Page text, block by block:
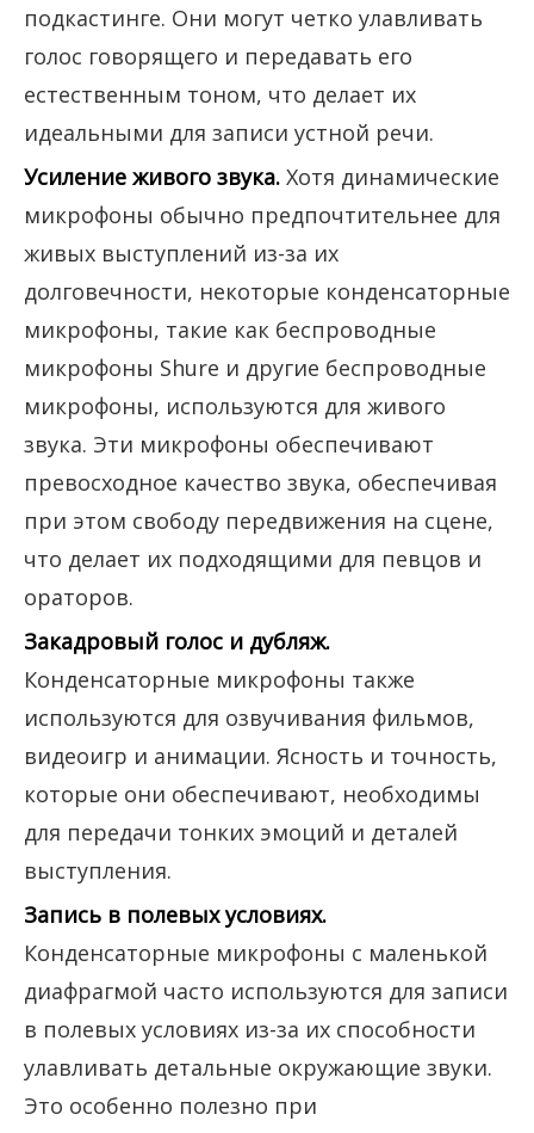
подкастинге. Они могут четко улавливать
голос говорящего и передавать его
естественным тоном, что делает их
идеальными для записи устной речи.
Усиление живого звука. Хотя динамические
микрофоны обычно предпочтительнее для
живых выступлений из-за их
долговечности, некоторые конденсаторные
микрофоны, такие как беспроводные
микрофоны Shure и другие беспроводные
микрофоны, используются для живого
звука. Эти микрофоны обеспечивают
превосходное качество звука, обеспечивая
при этом свободу передвижения на сцене,
что делает их подходящими для певцов и
ораторов.
Закадровый голос и дубляж.
Конденсаторные микрофоны также
используются для озвучивания фильмов,
видеоигр и анимации. Ясность и точность,
которые они обеспечивают, необходимы
для передачи тонких эмоций и деталей
выступления.
Запись в полевых условиях.
Конденсаторные микрофоны с маленькой
диафрагмой часто используются для записи
в полевых условиях из-за их способности
улавливать детальные окружающие звуки.
Это особенно полезно при